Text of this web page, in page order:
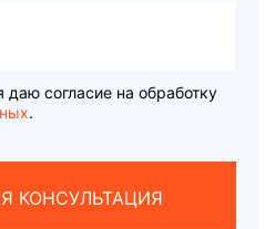
даю согласие на обработку
.
КОНСУЛЬТАЦИЯ